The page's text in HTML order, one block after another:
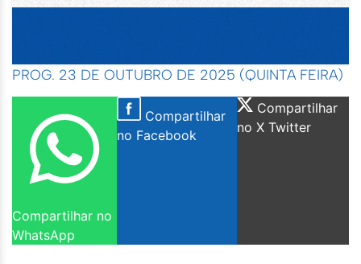
PROG. 23 DE OUTUBRO DE 2025 (QUINTA FEIRA)
Compartilhar no
WhatsApp
Compartilhar
no Facebook
Compartilhar
no X Twitter